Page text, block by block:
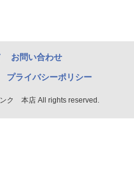
お問い合わせ
プライバシーポリシー
ク 本店 All rights reserved.